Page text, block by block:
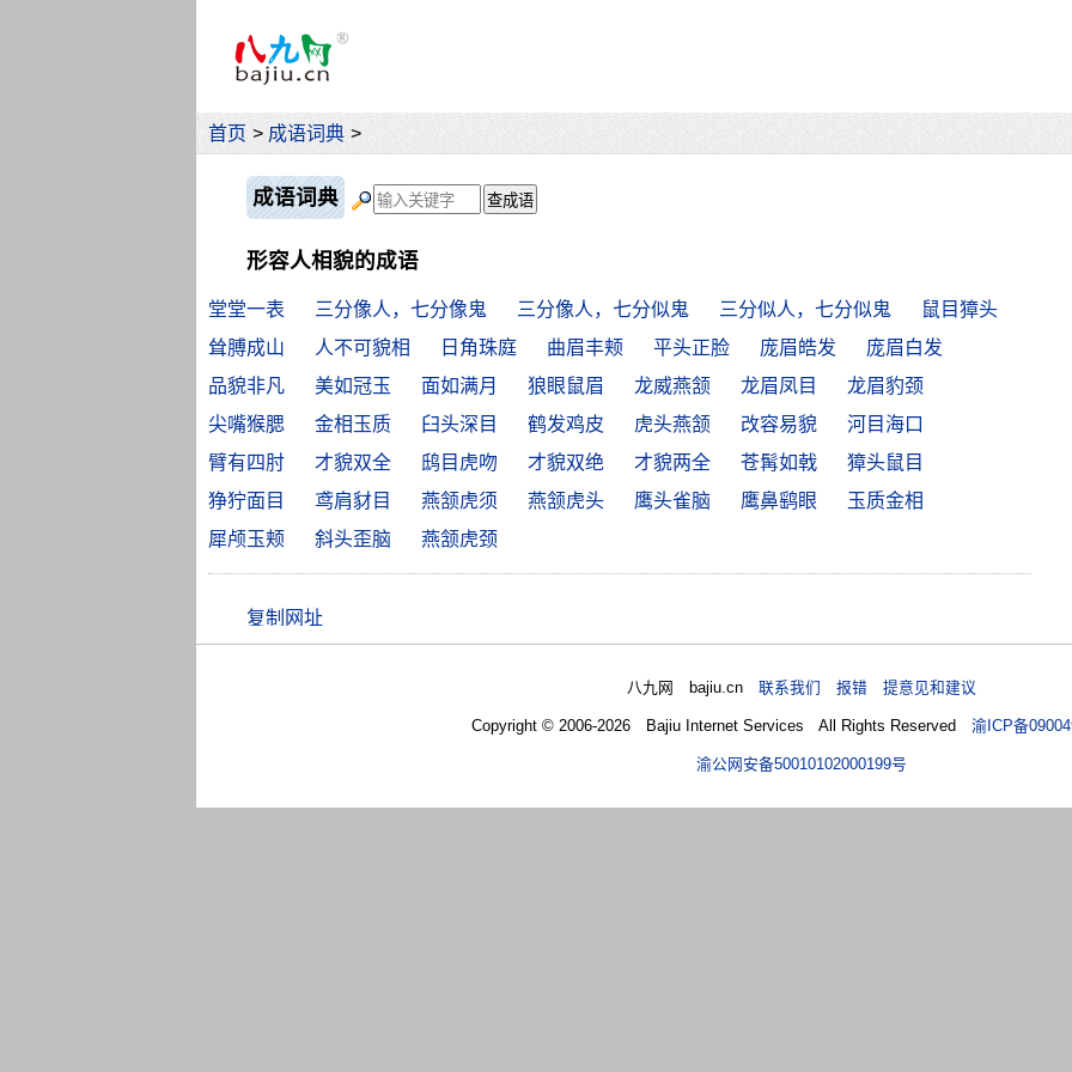
首页 > 成语词典 >
成语词典
形容人相貌的成语
堂堂一表 三分像人，七分像鬼 三分像人，七分似鬼 三分似人，七分似鬼
鼠目獐头
耸膊成山
人不可貌相 日角珠庭 曲眉丰颊 平头正脸 庞眉皓发
庞眉白发
品貌非凡
美如冠玉 面如满月 狼眼鼠眉 龙威燕颔 龙眉凤目
龙眉豹颈
尖嘴猴腮
金相玉质 臼头深目 鹤发鸡皮 虎头燕颔 改容易貌
河目海口
臂有四肘
才貌双全 鸱目虎吻 才貌双绝 才貌两全 苍髯如戟
獐头鼠目
狰狞面目
鸢肩豺目 燕颔虎须 燕颔虎头 鹰头雀脑 鹰鼻鹞眼
玉质金相
犀颅玉颊
斜头歪脑 燕颔虎颈
八九网 bajiu.cn联系我们 报错 提意见和建议
Copyright © 2006-2026 Bajiu Internet Services All Rights Reserved 渝ICP备
渝公网安备50010102000199号